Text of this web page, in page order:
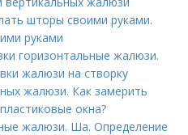
шторы своими руками.
руками
горизонтальные жалюзи.
жалюзи на створку
жалюзи. Как замерить
окна?
жалюзи. Ша. Определение